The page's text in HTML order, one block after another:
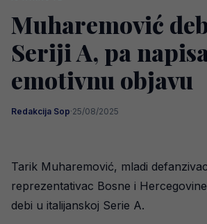
Muharemović
Seriji A, pa
emotivnu objavu
Redakcija Sop·25/08/2025
Tarik Muharemović, mladi
reprezentativac Bosne i
debi u italijanskoj Serie A.